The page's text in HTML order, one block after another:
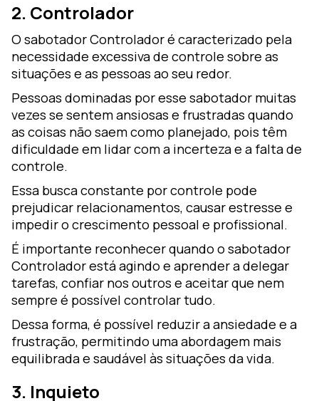
2. Controlador
O sabotador Controlador é caracterizado pela
necessidade excessiva de controle sobre as
situações e as pessoas ao seu redor.
Pessoas dominadas por esse sabotador muitas
vezes se sentem ansiosas e frustradas quando
as coisas não saem como planejado, pois têm
dificuldade em lidar com a incerteza e a falta de
controle.
Essa busca constante por controle pode
prejudicar relacionamentos, causar estresse e
impedir o crescimento pessoal e profissional.
É importante reconhecer quando o sabotador
Controlador está agindo e aprender a delegar
tarefas, confiar nos outros e aceitar que nem
sempre é possível controlar tudo.
Dessa forma, é possível reduzir a ansiedade e a
frustração, permitindo uma abordagem mais
equilibrada e saudável às situações da vida.
3. Inquieto